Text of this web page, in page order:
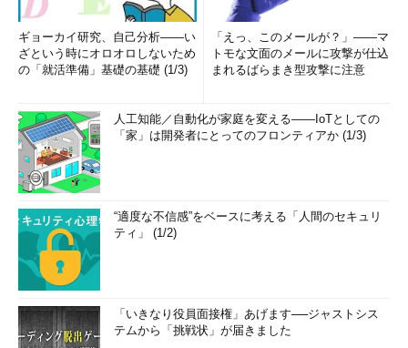
ギョーカイ研究、自己分析――い
ざという時にオロオロしないため
の「就活準備」基礎の基礎 (1/3)
「えっ、このメールが？」――マ
トモな文面のメールに攻撃が仕込
まれるばらまき型攻撃に注意
人工知能／自動化が家庭を変える――IoTとしての
「家」は開発者にとってのフロンティアか (1/3)
“適度な不信感”をベースに考える「人間のセキュリ
ティ」 (1/2)
「いきなり役員面接権」あげます──ジャストシス
テムから「挑戦状」が届きました